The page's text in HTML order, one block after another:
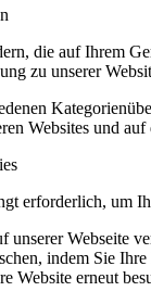
die auf Ihrem
zu unserer
Websites und
erforderlich, um
unserer Webseite
indem Sie
Website erneut